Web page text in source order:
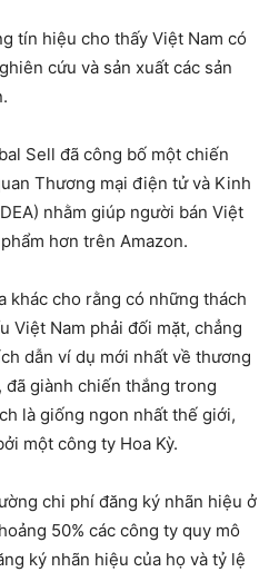
tín hiệu cho thấy Việt Nam có
cứu và sản xuất các sản
Sell đã công bố một chiến
Thương mại điện tử và Kinh
nhằm giúp người bán Việt
hơn trên Amazon.
khác cho rằng có những thách
Việt Nam phải đối mặt, chẳng
dẫn ví dụ mới nhất về thương
đã giành chiến thắng trong
là giống ngon nhất thế giới,
một công ty Hoa Kỳ.
chi phí đăng ký nhãn hiệu ở
50% các công ty quy mô
ký nhãn hiệu của họ và tỷ lệ